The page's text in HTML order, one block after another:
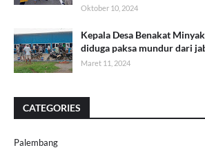
Oktober 10, 2024
Kepala Desa Benakat
diduga paksa mundur dari
Maret 11, 2024
CATEGORIES
Palembang